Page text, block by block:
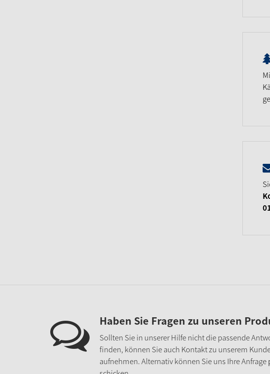
Haben Sie Fragen zu unseren
Sollten Sie in unserer Hilfe nicht die passende
finden, können Sie auch Kontakt zu unserem
aufnehmen. Alternativ können Sie uns Ihre Anfrage